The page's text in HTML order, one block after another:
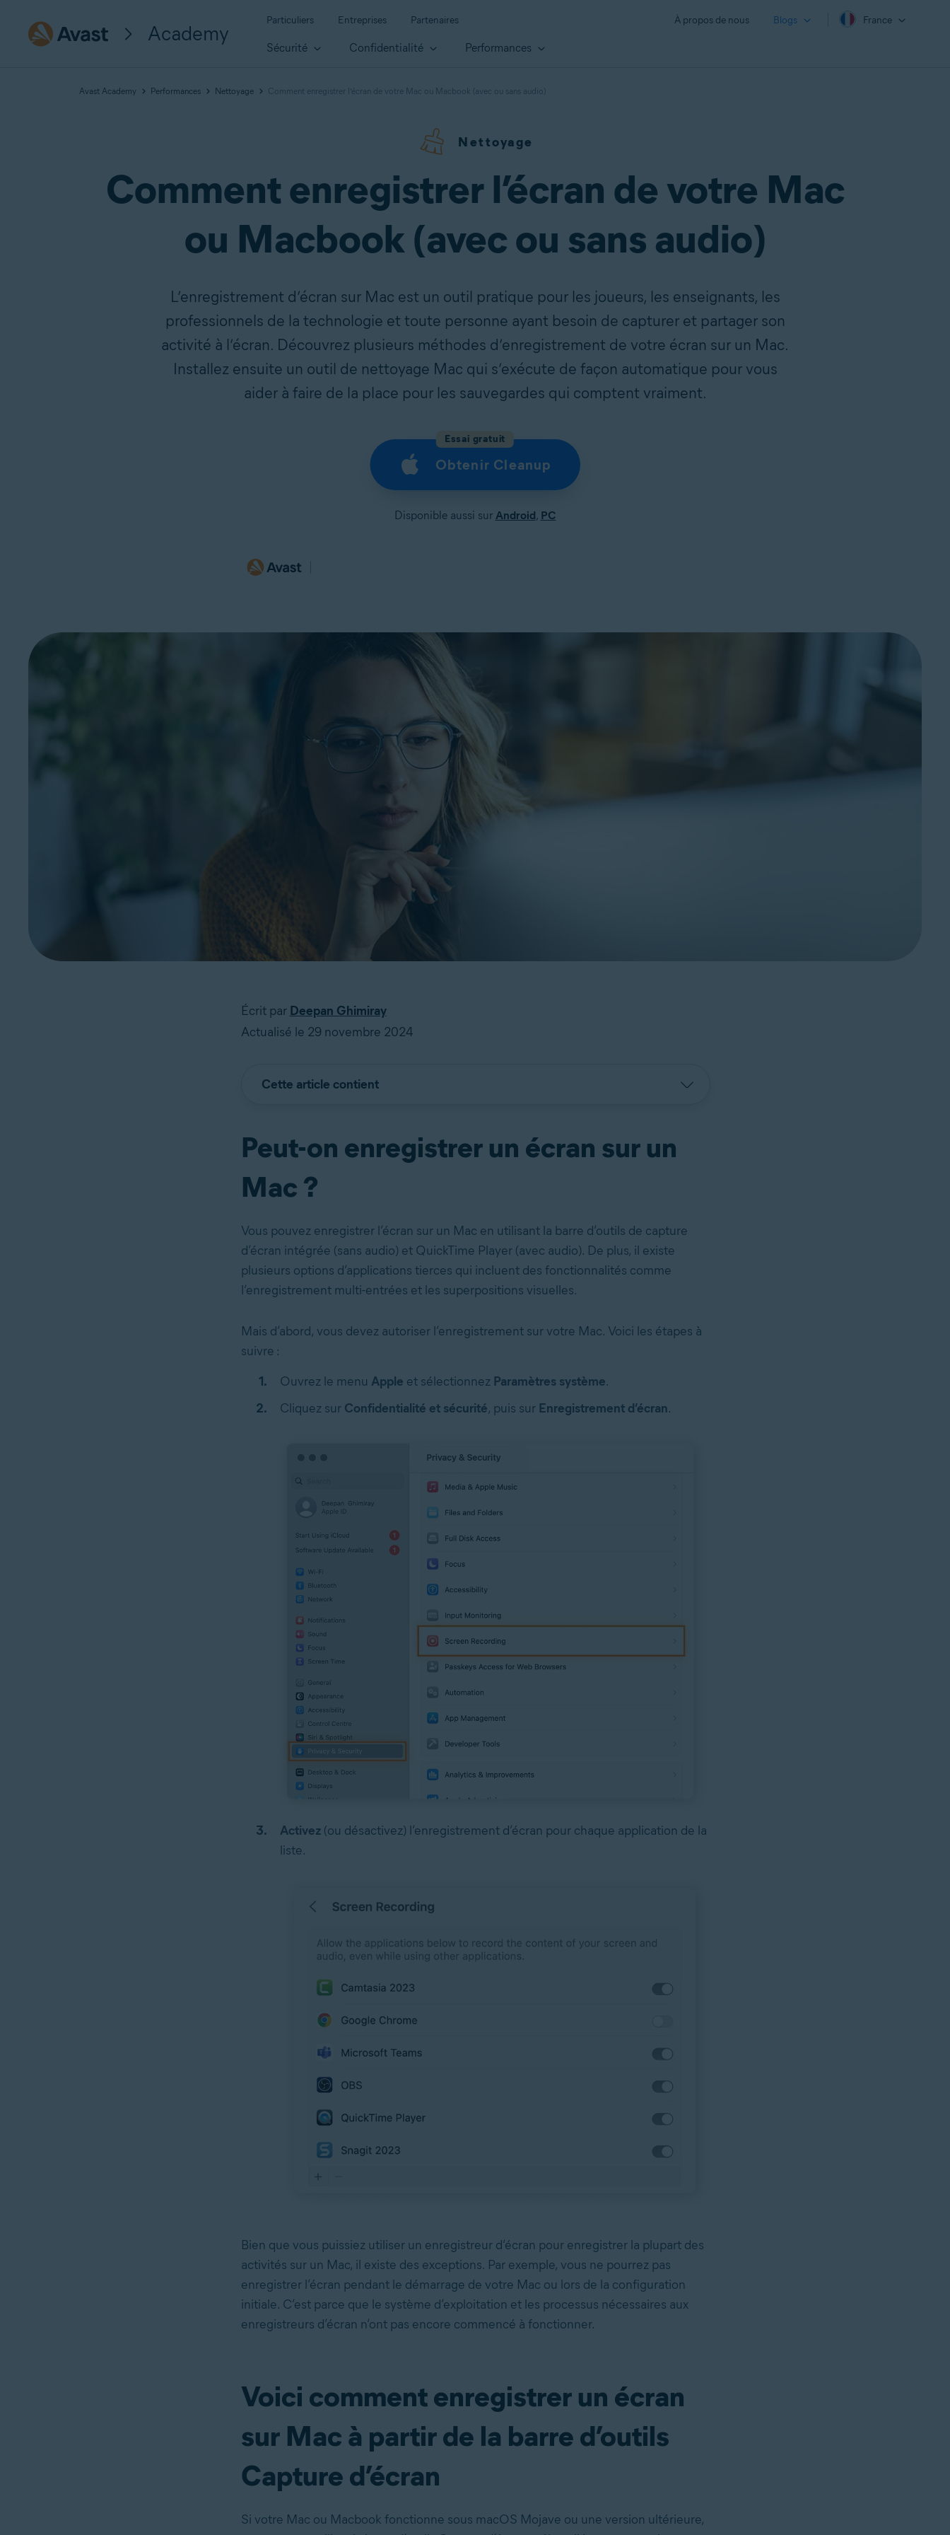
Academy
Particuliers Entreprises Partenaires À propos de nous Blogs France
Sécurité Confidentialité Performances
Avast Academy Performances Nettoyage Comment enregistrer l’écran de votre Mac ou Macbook (avec ou sans audio)
Nettoyage
Comment enregistrer l’écran de votre Mac
ou Macbook (avec ou sans audio)
L’enregistrement d’écran sur Mac est un outil pratique pour les joueurs, les enseignants, les
professionnels de la technologie et toute personne ayant besoin de capturer et partager son
activité à l’écran. Découvrez plusieurs méthodes d’enregistrement de votre écran sur un Mac.
Installez ensuite un outil de nettoyage Mac qui s’exécute de façon automatique pour vous
aider à faire de la place pour les sauvegardes qui comptent vraiment.
Essai gratuit
Obtenir Cleanup
Disponible aussi sur Android, PC
Écrit par Deepan Ghimiray
Actualisé le 29 novembre 2024
Cette article contient
Peut-on enregistrer un écran sur un
Mac ?
Vous pouvez enregistrer l’écran sur un Mac en utilisant la barre d’outils de capture
d’écran intégrée (sans audio) et QuickTime Player (avec audio). De plus, il existe
plusieurs options d’applications tierces qui incluent des fonctionnalités comme
l’enregistrement multi-entrées et les superpositions visuelles.
Mais d’abord, vous devez autoriser l’enregistrement sur votre Mac. Voici les étapes à
suivre :
Ouvrez le menu Apple et sélectionnez Paramètres système.
Cliquez sur Confidentialité et sécurité, puis sur Enregistrement d’écran.
Activez(ou désactivez) l’enregistrement d’écran pour chaque application de la
liste.
Bien que vous puissiez utiliser un enregistreur d’écran pour enregistrer la plupart des
activités sur un Mac, il existe des exceptions. Par exemple, vous ne pourrez pas
enregistrer l’écran pendant le démarrage de votre Mac ou lors de la configuration
initiale. C’est parce que le système d’exploitation et les processus nécessaires aux
enregistreurs d’écran n’ont pas encore commencé à fonctionner.
Voici comment enregistrer un écran
sur Mac à partir de la barre d’outils
Capture d’écran
Si votre Mac ou Macbook fonctionne sous macOS Mojave ou une version ultérieure,